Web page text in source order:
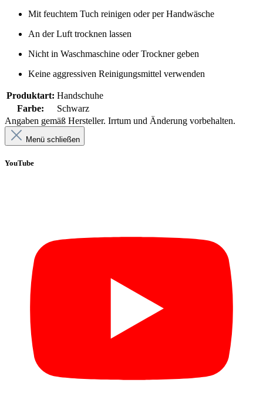
Mit feuchtem Tuch reinigen oder per Handwäsche
An der Luft trocknen lassen
Nicht in Waschmaschine oder Trockner geben
Keine aggressiven Reinigungsmittel verwenden
Produktart: Handschuhe
Farbe:
Schwarz
Angaben gemäß Hersteller. Irrtum und Änderung vorbehalten.
Menü schließen
YouTube